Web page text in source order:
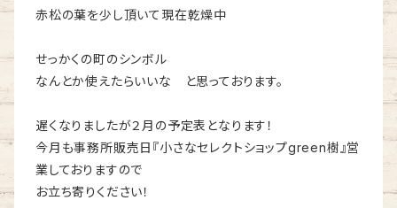
赤松の葉を少し頂いて現在乾燥中
せっかくの町のシンボル
なんとか使えたらいいな と思っております。
遅くなりましたが２月の予定表となります！
今月も事務所販売日『小さなセレクトショップgreen樹』営
業しておりますので
お立ち寄りください！